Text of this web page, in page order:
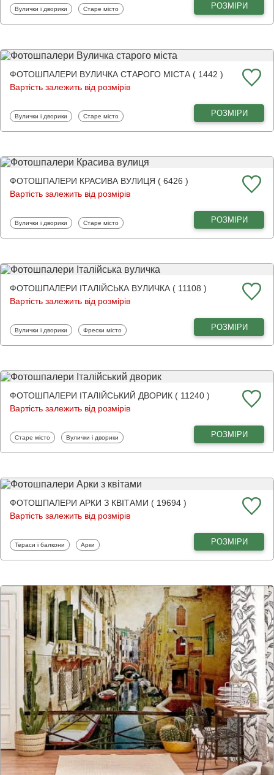
Фотошпалери
Вулички і дворики Фотошпалери
Старе місто РОЗМІРИ
ФОТОШПАЛЕРИ ВУЛИЧКА СТАРОГО МІСТА ( 1442 )
Вартість залежить від розмірів
Фотошпалери
Вулички і дворики Фотошпалери
Старе місто РОЗМІРИ
ФОТОШПАЛЕРИ КРАСИВА ВУЛИЦЯ ( 6426 )
Вартість залежить від розмірів
Фотошпалери
Вулички і дворики Фотошпалери
Старе місто РОЗМІРИ
ФОТОШПАЛЕРИ ІТАЛІЙСЬКА ВУЛИЧКА ( 11108 )
Вартість залежить від розмірів
Фотошпалери
Вулички і дворики Фотошпалери
Фрески місто РОЗМІРИ
ФОТОШПАЛЕРИ ІТАЛІЙСЬКИЙ ДВОРИК ( 11240 )
Вартість залежить від розмірів
Фотошпалери
Старе місто Фотошпалери
Вулички і дворики РОЗМІРИ
ФОТОШПАЛЕРИ АРКИ З КВІТАМИ ( 19694 )
Вартість залежить від розмірів
Фотошпалери
Тераси і балкони Фотошпалери
Арки РОЗМІРИ